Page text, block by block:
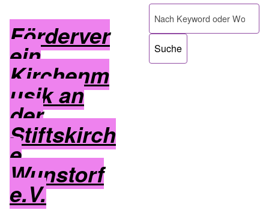
Förderver
ein
Kirchenm
usik an
der
Stiftskirch
e
Wunstorf
e.V.
Suche